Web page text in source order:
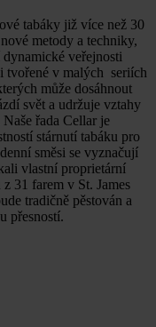
tabáky již více než 30
metody a techniky,
veřejnosti
tvořené v malých seriích
může dosáhnout
svět a udržuje vztahy
řada Cellar je
stárnutí tabáku pro
směsi se vyznačují
vlastní proprietární
31 farem v St. James
tradičně pěstován a
přesností.